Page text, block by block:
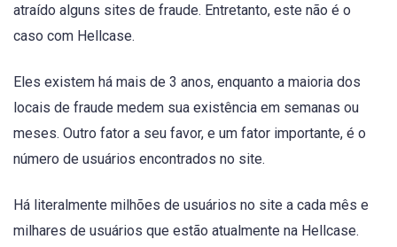
atraído alguns sites de fraude. Entretanto, este não é o
caso com Hellcase.
Eles existem há mais de 3 anos, enquanto a maioria dos
locais de fraude medem sua existência em semanas ou
meses. Outro fator a seu favor, e um fator importante, é o
número de usuários encontrados no site.
Há literalmente milhões de usuários no site a cada mês e
milhares de usuários que estão atualmente na Hellcase.